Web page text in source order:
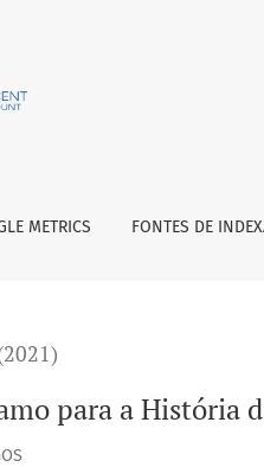
METRICS FONTES DE
para a História